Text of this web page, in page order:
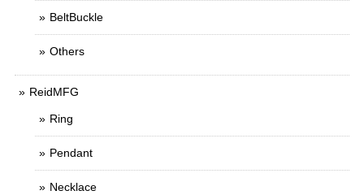
BeltBuckle
Others
ReidMFG
Ring
Pendant
Necklace